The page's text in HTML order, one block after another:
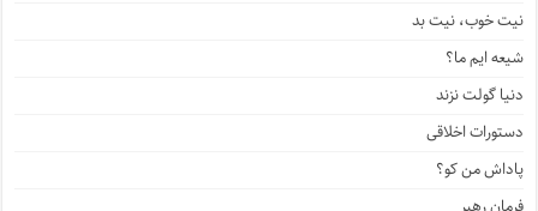
نیت خوب، نیت بد
شیعه ایم ما؟
دنیا گولت نزند
دستورات اخلاقی
پاداش من کو؟